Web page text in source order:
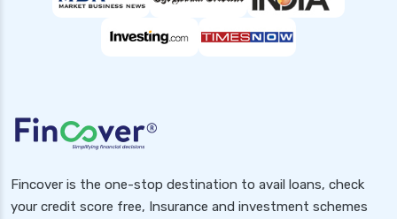
Fincover is the one-stop destination to avail loans, check
your credit score free, Insurance and investment schemes